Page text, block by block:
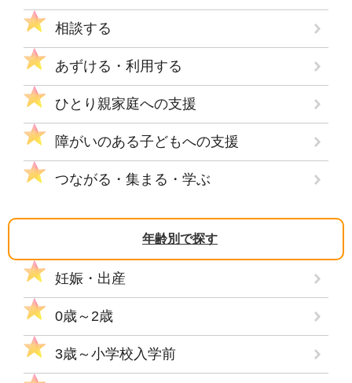
相談する
あずける・利用する
ひとり親家庭への支援
障がいのある子どもへの支援
つながる・集まる・学ぶ
年齢別で探す
妊娠・出産
0歳～2歳
3歳～小学校入学前